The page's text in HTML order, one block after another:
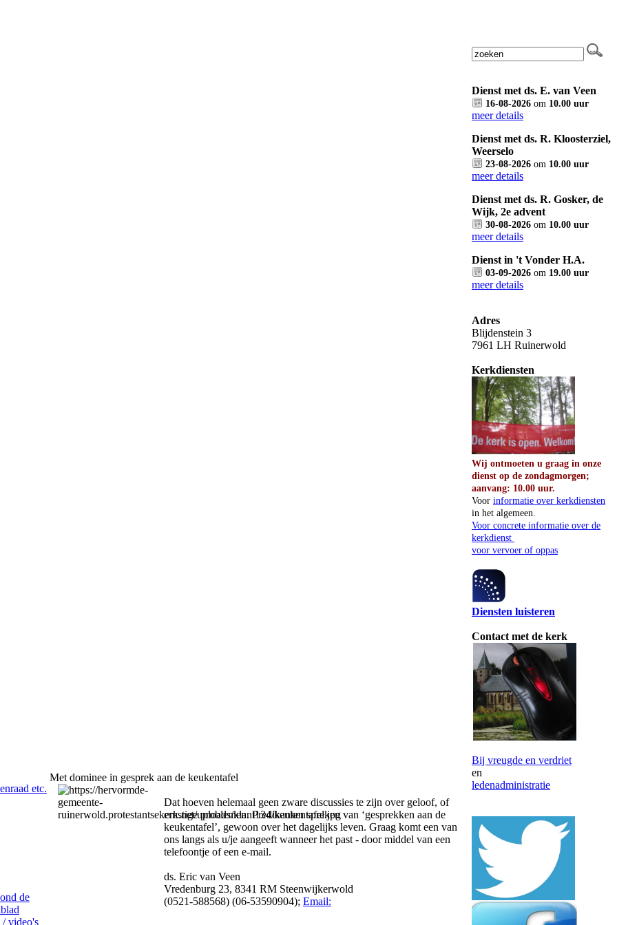
etc.
de
/ video's
Met dominee in gesprek aan de keukentafel
Dat hoeven helemaal geen zware discussies te zijn over geloof, of
ernstige problemen. Predikanten spreken van ‘gesprekken aan de
keukentafel’, gewoon over het dagelijks leven. Graag komt een van
ons langs als u/je aangeeft wanneer het past - door middel van een
telefoontje of een e-mail.
ds. Eric van Veen
Vredenburg 23, 8341 RM Steenwijkerwold
(0521-588568) (06-53590904); Email:
Dienst met ds. E. van Veen
16-08-2026 om 10.00 uur
meer details
Dienst met ds. R. Kloosterziel,
Weerselo
23-08-2026 om 10.00 uur
meer details
Dienst met ds. R. Gosker, de
Wijk, 2e advent
30-08-2026 om 10.00 uur
meer details
Dienst in 't Vonder H.A.
03-09-2026 om 19.00 uur
meer details
Adres
Blijdenstein 3
7961 LH Ruinerwold
Kerkdiensten
Wij ontmoeten u graag in onze
dienst op de zondagmorgen;
aanvang: 10.00 uur.
Voor informatie over kerkdiensten
in het algemeen.
Voor concrete informatie over de
kerkdienst
voor vervoer of oppas
Diensten luisteren
Contact met de kerk
Bij vreugde en verdriet
en
ledenadministratie